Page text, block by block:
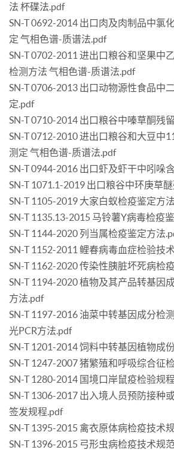
法 杯碟法.pdf
SN-T 0692-2014 出口肉及肉制品中氯
定 气相色谱-质谱法.pdf
SN-T 0702-2011 进出口粮谷和坚果中
检测方法 气相色谱-质谱法.pdf
SN-T 0706-2013 出口动物源性食品中
定.pdf
SN-T 0710-2014 出口粮谷中嗪草酮残
SN-T 0712-2010 进出口粮谷和大豆中
测定 气相色谱-质谱法.pdf
SN-T 0944-2016 出口虾及虾干中吲哚
SN-T 1071.1-2019 出口粮谷中环庚草
SN-T 1105-2019 大家白蚁检疫鉴定方
SN-T 1135.13-2015 马铃薯Y病毒检疫
SN-T 1144-2020 列当属检疫鉴定方法
SN-T 1152-2011 鲤春病毒血症检验技
SN-T 1162-2020 传染性胰脏坏死病检
SN-T 1194-2020 植物及其产品转基因
方法.pdf
SN-T 1197-2016 油菜中转基因成分检
光PCR方法.pdf
SN-T 1201-2014 饲料中转基因植物成
SN-T 1247-2007 猪繁殖和呼吸综合征
SN-T 1280-2014 国境口岸鼠疫检验规
SN-T 1306-2017 出入境人员预防接种
签发规程.pdf
SN-T 1395-2015 禽衣原体病检疫技术
SN-T 1396-2015 弓形虫病检疫技术规